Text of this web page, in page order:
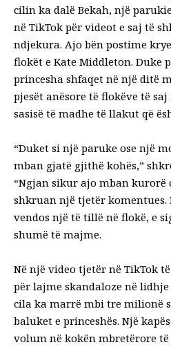
cilin ka dalë Bekah, një
në TikTok për videot e saj të
ndjekura. Ajo bën postime
flokët e Kate Middleton. Duke
princesha shfaqet në një ditë
pjesët anësore të flokëve të
sasisë të madhe të llakut që
“Duket si një paruke ose një
mban gjatë gjithë kohës,”
“Ngjan sikur ajo mban kurorë
shkruan një tjetër komentues.
vendos një të tillë në flokë, e
shumë të majme.
Në një video tjetër në TikTok
për lajme skandaloze në
cila ka marrë mbi tre milionë
baluket e princeshës. Një
volum në kokën mbretërore